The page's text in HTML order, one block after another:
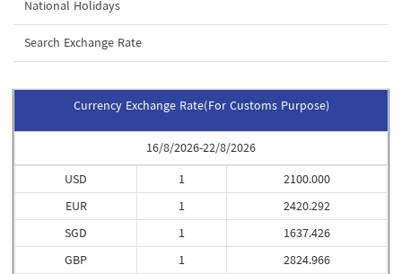
National Holidays
Search Exchange Rate
Currency Exchange Rate(For Customs Purpose)
16/8/2026-22/8/2026
USD
EUR
SGD
GBP
1
1
1
1
2100.000
2420.292
1637.426
2824.966